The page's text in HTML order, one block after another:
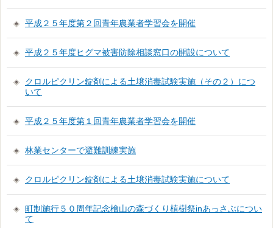
平成２５年度第２回青年農業者学習会を開催
平成２５年度ヒグマ被害防除相談窓口の開設について
クロルピクリン錠剤による土壌消毒試験実施（その２）につ
いて
平成２５年度第１回青年農業者学習会を開催
林業センターで避難訓練実施
クロルピクリン錠剤による土壌消毒試験実施について
町制施行５０周年記念檜山の森づくり植樹祭inあっさぶについ
て